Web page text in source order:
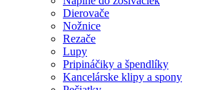
Dierovače
Nožnice
Rezače
Lupy
Pripináčiky a špendlíky
Kancelárske klipy a spony